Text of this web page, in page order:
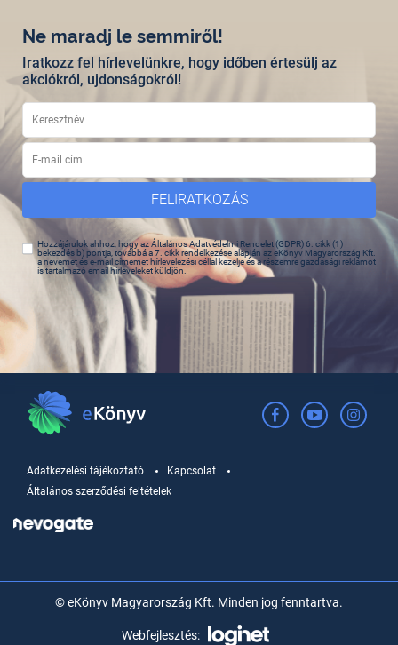
Ne maradj le semmiről!
Iratkozz fel hírlevelünkre, hogy időben értesülj az
akciókról, ujdonságokról!
FELIRATKOZÁS
Hozzájárulok ahhoz, hogy az Általános Adatvédelmi Rendelet (GDPR) 6. cikk (1)
bekezdés b) pontja, továbbá a 7. cikk rendelkezése alapján az eKönyv Magyarország Kft.
a nevemet és e-mail címemet hírlevelezési céllal kezelje és a részemre gazdasági reklámot
is tartalmazó email hírleveleket küldjön.
Adatkezelési tájékoztató
Kapcsolat
Általános szerződési feltételek
© eKönyv Magyarország Kft. Minden jog fenntartva.
Webfejlesztés: